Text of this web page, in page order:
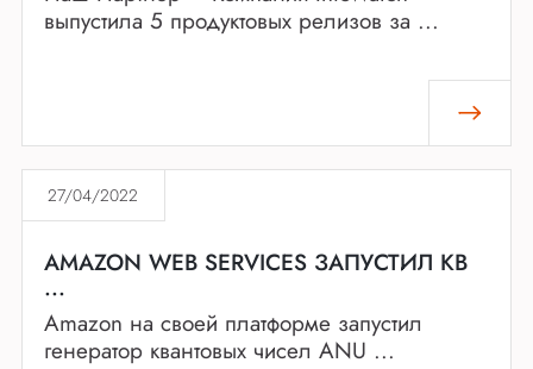
выпустила 5 продуктовых релизов за ...
27/04/2022
AMAZON WEB SERVICES ЗАПУСТИЛ КВ
...
Amazon на своей платформе запустил
генератор квантовых чисел ANU ...